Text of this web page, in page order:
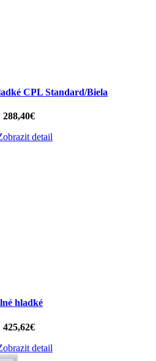
CPL Standard/Biela
288,40€
detail
hladké
425,62€
detail